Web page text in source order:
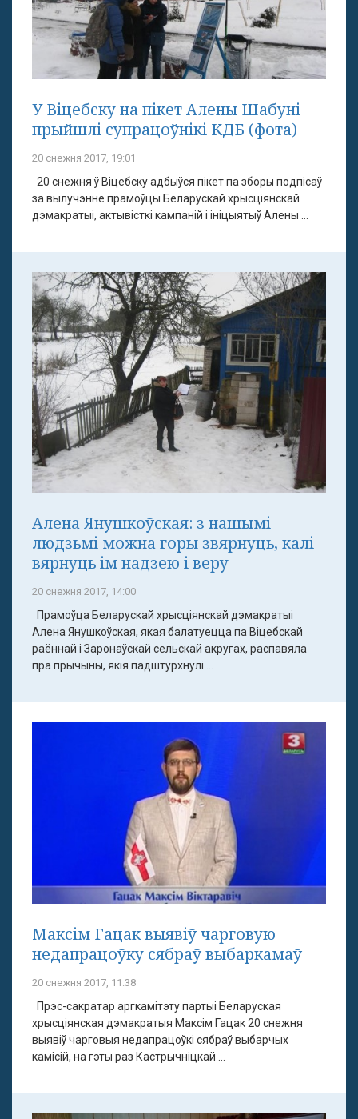
У Віцебску на пікет Алены Шабуні
прыйшлі супрацоўнікі КДБ (фота)
20 снежня 2017, 19:01
20 снежня ў Віцебску адбыўся пікет па зборы подпісаў
за вылучэнне прамоўцы Беларускай хрысціянскай
дэмакратыі, актывісткі кампаній і ініцыятыў Алены ...
Алена Янушкоўская: з нашымі
людзьмі можна горы звярнуць, калі
вярнуць ім надзею і веру
20 снежня 2017, 14:00
Прамоўца Беларускай хрысціянскай дэмакратыі
Алена Янушкоўская, якая балатуецца па Віцебскай
раённай і Заронаўскай сельскай акругах, распавяла
пра прычыны, якія падштурхнулі ...
Максім Гацак выявіў чарговую
недапрацоўку сябраў выбаркамаў
20 снежня 2017, 11:38
Прэс-сакратар аргкамітэту партыі Беларуская
хрысціянская дэмакратыя Максім Гацак 20 снежня
выявіў чарговыя недапрацоўкі сябраў выбарчых
камісій, на гэты раз Кастрычніцкай ...